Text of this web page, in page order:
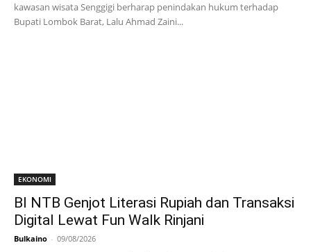
kawasan wisata Senggigi berharap penindakan hukum terhadap
Bupati Lombok Barat, Lalu Ahmad Zaini...
EKONOMI
BI NTB Genjot Literasi Rupiah dan Transaksi
Digital Lewat Fun Walk Rinjani
Bulkaino - 09/08/2026